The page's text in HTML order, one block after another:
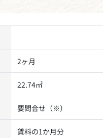
2ヶ月
22.74㎡
要問合せ（※）
賃料の1か月分